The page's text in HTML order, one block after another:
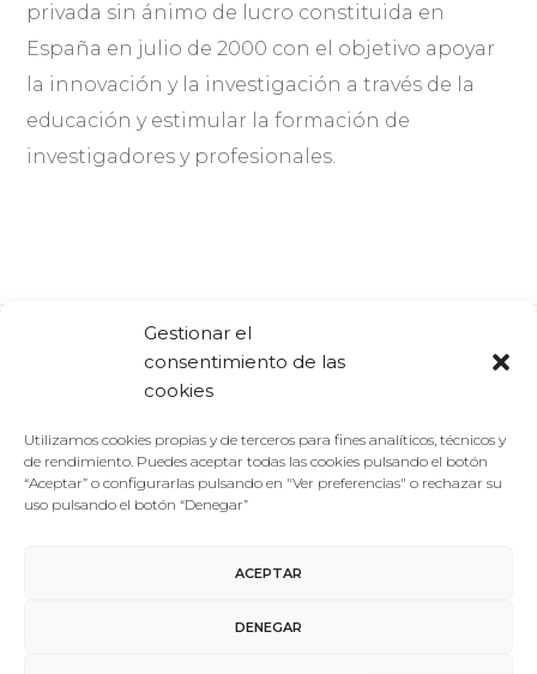
Gestionar el
consentimiento de las
cookies
Utilizamos cookies propias y de terceros para fines analíticos, técnicos y
de rendimiento. Puedes aceptar todas las cookies pulsando el botón
“Aceptar” o configurarlas pulsando en "Ver preferencias" o rechazar su
uso pulsando el botón “Denegar”
ACEPTAR
DENEGAR
privada sin ánimo de lucro constituida en
España en julio de 2000 con el objetivo apoyar
la innovación y la investigación a través de la
educación y estimular la formación de
investigadores y profesionales.
Comparte: Facebook Twitter